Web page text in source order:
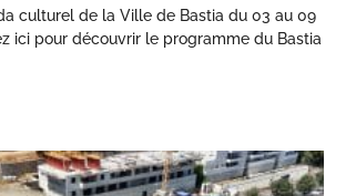
culturel de la Ville de Bastia du 03 au 09
ici pour découvrir le programme du Bastia